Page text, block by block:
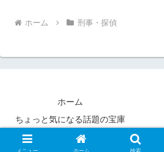
ホーム 刑事・探偵
ホーム
ちょっと気になる話題の宝庫
© 2018-2026 YouTubeで昔懐
メニュー ホーム 検索